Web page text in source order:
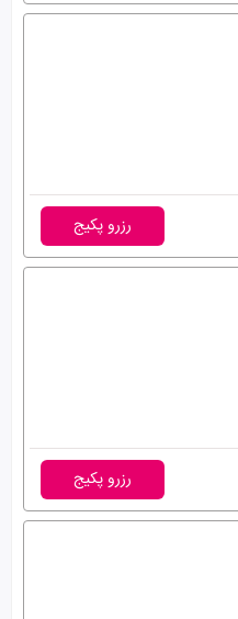
رزرو پکیج
رزرو پکیج